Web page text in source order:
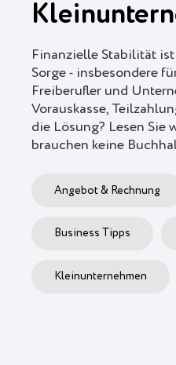
Finanzielle Stabilität
Sorge - insbesondere
Freiberufler und
Vorauskasse,
die Lösung? Lesen Sie
brauchen keine
Angebot & Rechnung
Business Tipps
Kleinunternehmen